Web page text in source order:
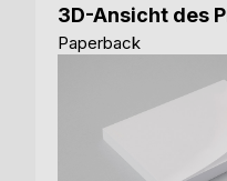
3D-Ansicht des
Paperback